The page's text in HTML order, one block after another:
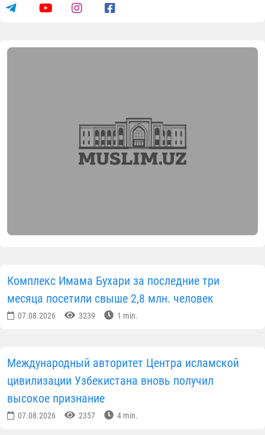
Комплекс Имама Бухари за последние три
месяца посетили свыше 2,8 млн. человек
07.08.2026 3239 1 min.
Международный авторитет Центра исламской
цивилизации Узбекистана вновь получил
высокое признание
07.08.2026 2357 4 min.